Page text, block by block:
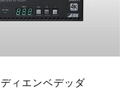
ィエンベデッダ